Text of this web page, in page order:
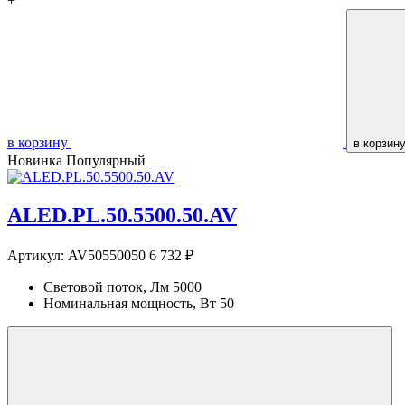
в корзину в корзину
Новинка Популярный
ALED.PL.50.5500.50.AV
Артикул: AV50550050 6 732 ₽
Световой поток, Лм 5000
Номинальная мощность, Вт 50